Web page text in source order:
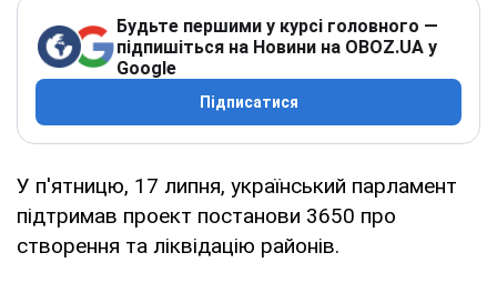
Будьте першими у курсі головного —
підпишіться на Новини на OBOZ.UA у
Google
Підписатися
У п'ятницю, 17 липня, український парламент
підтримав проект постанови 3650 про
створення та ліквідацію районів.